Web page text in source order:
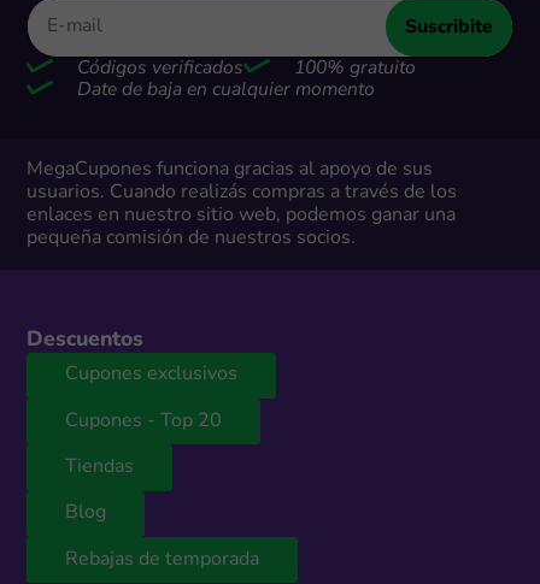
Suscribite
Códigos verificados
100% gratuito
Date de baja en cualquier momento
MegaCupones funciona gracias al apoyo de sus
usuarios. Cuando realizás compras a través de los
enlaces en nuestro sitio web, podemos ganar una
pequeña comisión de nuestros socios.
Descuentos
Cupones exclusivos
Cupones - Top 20
Tiendas
Blog
Rebajas de temporada